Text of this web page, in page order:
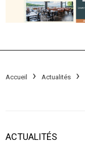
Accueil Actualités
ACTUALITÉS